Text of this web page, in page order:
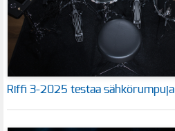
Riffi 3-2025 testaa sähkörumpuja